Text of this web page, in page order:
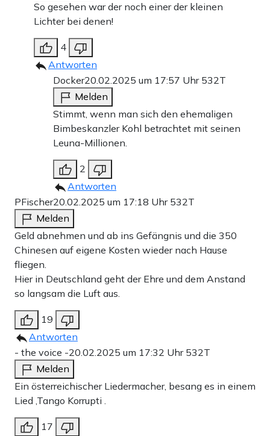
So gesehen war der noch einer der kleinen
Lichter bei denen!
4
Antworten
Docker20.02.2025 um 17:57 Uhr 532T
Melden
Stimmt, wenn man sich den ehemaligen
Bimbeskanzler Kohl betrachtet mit seinen
Leuna-Millionen.
2
Antworten
PFischer20.02.2025 um 17:18 Uhr 532T
Melden
Geld abnehmen und ab ins Gefängnis und die 350
Chinesen auf eigene Kosten wieder nach Hause
fliegen.
Hier in Deutschland geht der Ehre und dem Anstand
so langsam die Luft aus.
19
Antworten
- the voice -20.02.2025 um 17:32 Uhr 532T
Melden
Ein österreichischer Liedermacher, besang es in einem
Lied ,Tango Korrupti .
17